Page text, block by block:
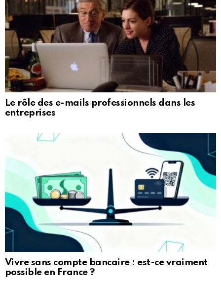
Le rôle des e-mails professionnels dans les
entreprises
Vivre sans compte bancaire : est-ce vraiment
possible en France ?